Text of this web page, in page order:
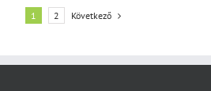
1 2 Következő